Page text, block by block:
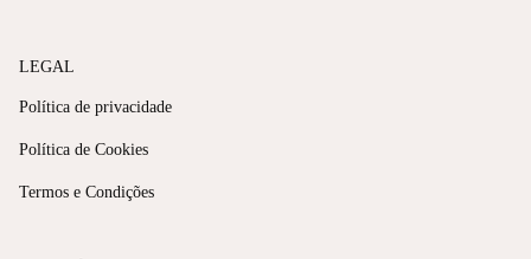
LEGAL
Política de privacidade
Política de Cookies
Termos e Condições